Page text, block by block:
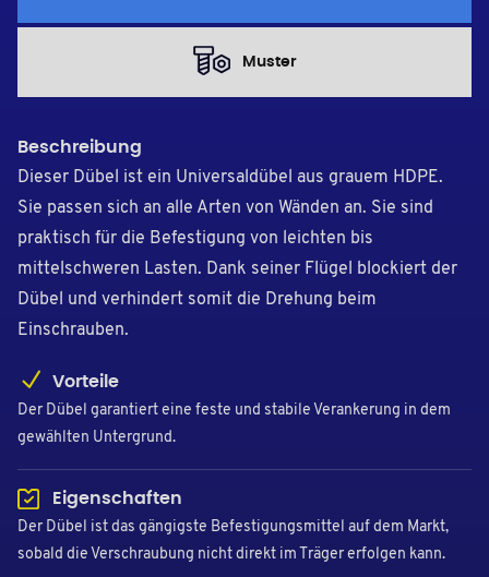
Muster
Beschreibung
Dieser Dübel ist ein Universaldübel aus grauem HDPE.
Sie passen sich an alle Arten von Wänden an. Sie sind
praktisch für die Befestigung von leichten bis
mittelschweren Lasten. Dank seiner Flügel blockiert der
Dübel und verhindert somit die Drehung beim
Einschrauben.
Vorteile
Der Dübel garantiert eine feste und stabile Verankerung in dem
gewählten Untergrund.
Eigenschaften
Der Dübel ist das gängigste Befestigungsmittel auf dem Markt,
sobald die Verschraubung nicht direkt im Träger erfolgen kann.